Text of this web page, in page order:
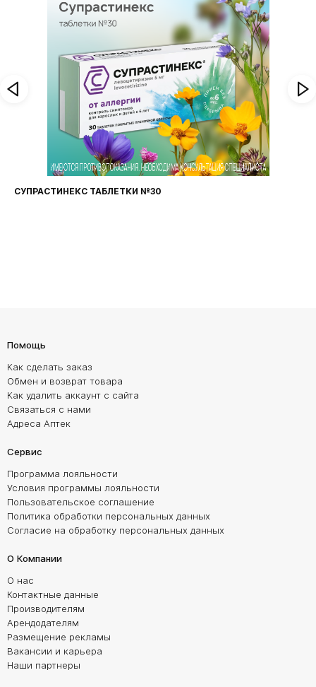
СУПРАСТИНЕКС ТАБЛЕТКИ №30
Помощь
Как сделать заказ
Обмен и возврат товара
Как удалить аккаунт с сайта
Связаться с нами
Адреса Аптек
Сервис
Программа лояльности
Условия программы лояльности
Пользовательское соглашение
Политика обработки персональных данных
Согласие на обработку персональных данных
О Компании
О нас
Контактные данные
Производителям
Арендодателям
Размещение рекламы
Вакансии и карьера
Наши партнеры